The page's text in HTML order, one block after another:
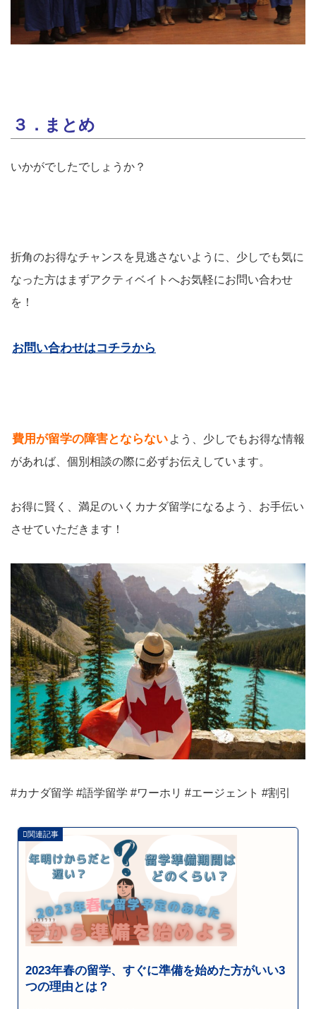
３．まとめ
いかがでしたでしょうか？
折角のお得なチャンスを見逃さないように、少しでも気に
なった方はまずアクティベイトへお気軽にお問い合わせ
を！
お問い合わせはコチラから
費用が留学の障害とならない よう、少しでもお得な情報
があれば、個別相談の際に必ずお伝えしています。
お得に賢く、満足のいくカナダ留学になるよう、お手伝い
させていただきます！
#カナダ留学 #語学留学 #ワーホリ #エージェント #割引
2023年春の留学、すぐに準備を始めた方がいい3
つの理由とは？